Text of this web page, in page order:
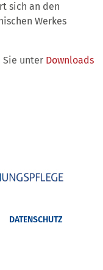
sich an den
Werkes
unter Downloads
DATENSCHUTZ